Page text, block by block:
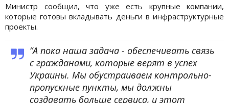
Министр сообщил, что уже есть крупные компании,
которые готовы вкладывать деньги в инфраструктурные
проекты.
“А пока наша задача - обеспечивать связь
с гражданами, которые верят в успех
Украины. Мы обустраиваем контрольно-
пропускные пункты, мы должны
создавать больше сервиса, и этот